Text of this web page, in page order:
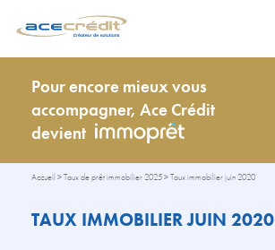
Pour encore mieux vous
accompagner, Ace Crédit
devient
Accueil >Taux de prêt immobilier 2025>Taux immobilier juin 2020
TAUX IMMOBILIER JUIN 2020